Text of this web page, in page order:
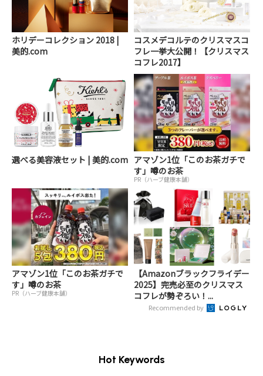
ホリデーコレクション 2018 |
美的.com
コスメデコルテのクリスマスコ
フレ一挙大公開！【クリスマス
コフレ2017】
選べる美容液セット | 美的.com アマゾン1位「このお茶ガチで
す」噂のお茶
PR（ハーブ健康本舗）
アマゾン1位「このお茶ガチで
す」噂のお茶
PR（ハーブ健康本舗）
【Amazonブラックフライデー
2025】完売必至のクリスマス
コフレが勢ぞろい！...
Recommended by
Hot Keywords